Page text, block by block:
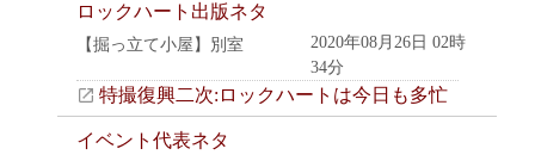
ロックハート出版ネタ
【掘っ立て小屋】別室
2020年08月26日 02時
34分
特撮復興二次:ロックハートは今日も多忙
イベント代表ネタ